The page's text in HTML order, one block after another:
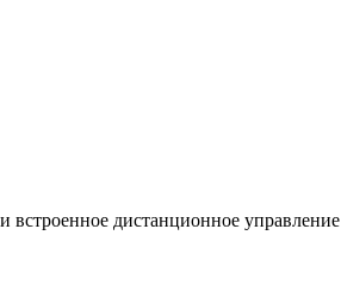
дистанционное управление